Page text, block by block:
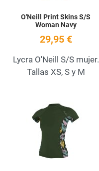
O'Neill Print Skins S/S
Woman Navy
29,95 €
Lycra O'Neill S/S mujer.
Tallas XS, S y M